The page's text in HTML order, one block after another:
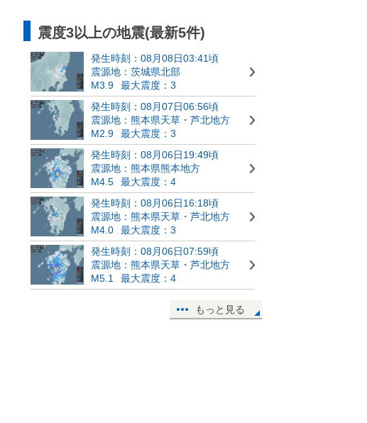
震度3以上の地震(最新5件)
発生時刻：08月08日03:41頃
震源地：茨城県北部
M3.9
最大震度：3
発生時刻：08月07日06:56頃
震源地：熊本県天草・芦北地方
M2.9
最大震度：3
発生時刻：08月06日19:49頃
震源地：熊本県熊本地方
M4.5
最大震度：4
発生時刻：08月06日16:18頃
震源地：熊本県天草・芦北地方
M4.0
最大震度：3
発生時刻：08月06日07:59頃
震源地：熊本県天草・芦北地方
M5.1
最大震度：4
もっと見る